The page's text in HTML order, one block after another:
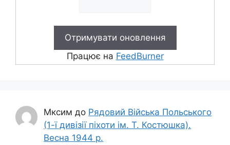
Працює на FeedBurner
Мксим до Рядовий Війська Польського
(1-ї дивізії піхоти ім. Т. Костюшка).
Весна 1944 р.